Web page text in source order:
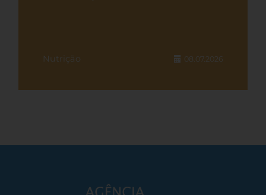
Nutrição 08.07.2026